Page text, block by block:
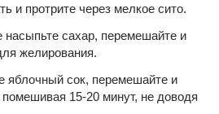
и протрите через мелкое сито.
насыпьте сахар, перемешайте и
желирования.
яблочный сок, перемешайте и
15-20 минут, не доводя